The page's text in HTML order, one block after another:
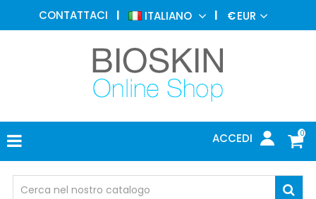
CONTATTACI ITALIANO €EUR
0
ACCEDI
MEDICINA
ESTETICA
DERMATOLOGIA
FOTOTERAPIA
ELETTROMEDICALI
MEDICO
OCCHIALI